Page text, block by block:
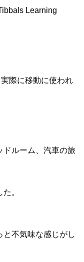
Learning
際に移動に使われ
ドルーム、汽車の旅
。
不気味な感じがし